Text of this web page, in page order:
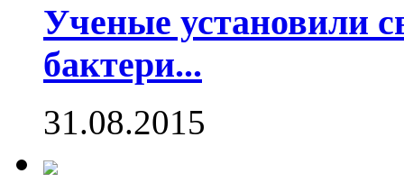
Ученые установили
бактери...
31.08.2015